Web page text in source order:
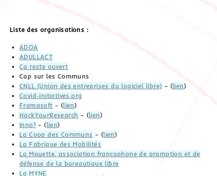
Liste des organisations :
ADOA
ADULLACT
Ça reste ouvert
Cap sur les Communs
CNLL (Union des entreprises du logiciel libre) – (lien)
Covid-initiatives.org
Framasoft – (lien)
HackYourResearch – (lien)
Inno³ – (lien)
La Coop des Communs – (lien)
La Fabrique des Mobilités
La Mouette, association francophone de promotion et de
défense de la bureautique libre
La MYNE